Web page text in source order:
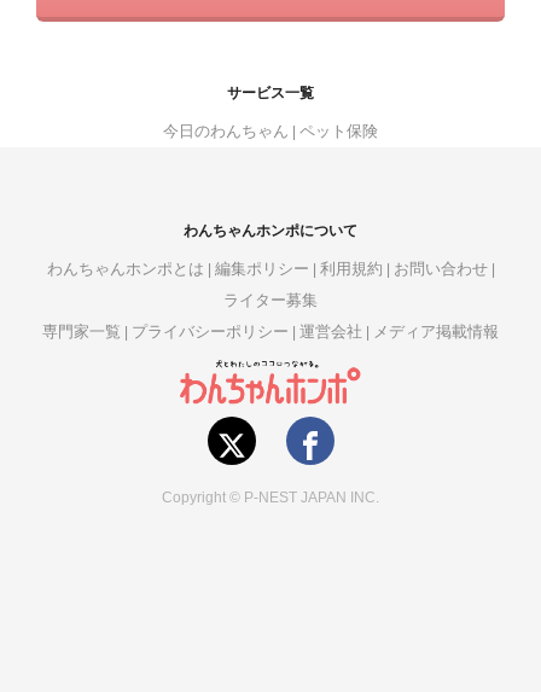
サービス一覧
今日のわんちゃん ペット保険
わんちゃんホンポについて
わんちゃんホンポとは 編集ポリシー 利用規約
お問い合わせ
ライター募集
専門家一覧
プライバシーポリシー 運営会社 メディア掲載情報
Copyright © P-NEST JAPAN INC.